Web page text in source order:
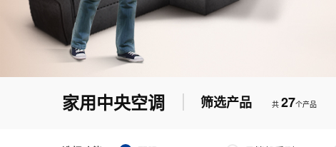
家用中央空调 筛选产品 共 27个产品